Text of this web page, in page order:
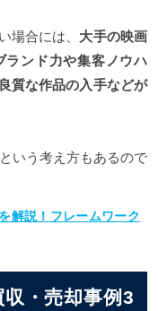
場合には、 大手の映画
ランド力や集客ノウハ
質な作品の入手などが
いう考え方もあるので
解説！フレームワーク
・売却事例3